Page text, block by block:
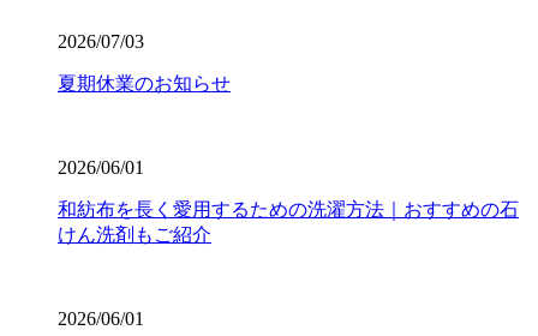
2026/07/03
夏期休業のお知らせ
2026/06/01
和紡布を長く愛用するための洗濯方法｜おすすめの石
けん洗剤もご紹介
2026/06/01